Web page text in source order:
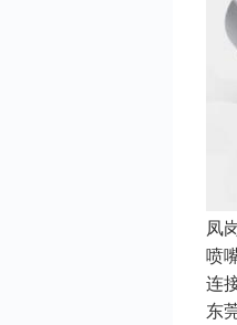
凤
喷
连
东